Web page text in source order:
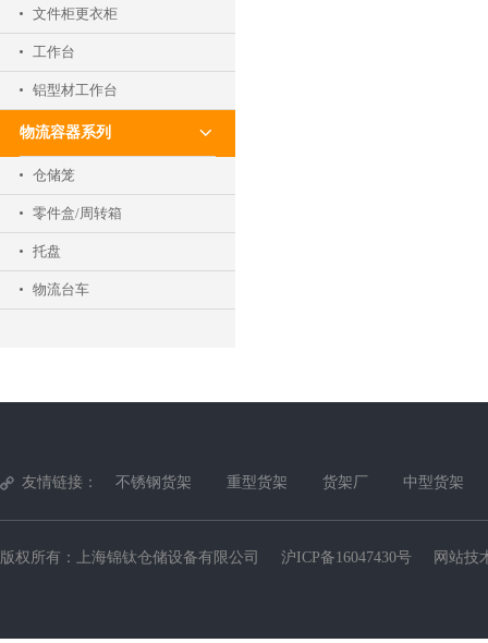
文件柜更衣柜
工作台
铝型材工作台
物流容器系列
仓储笼
零件盒/周转箱
托盘
物流台车
友情链接： 不锈钢货架 重型货架 货架厂 中型货架
版权所有：上海锦钛仓储设备有限公司 沪ICP备16047430号 网站技